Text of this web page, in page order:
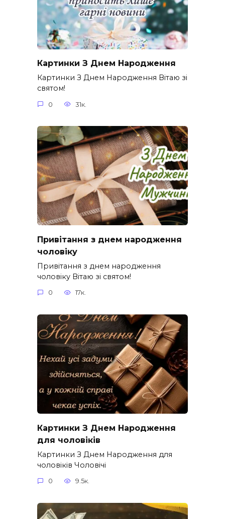
Картинки З Днем Народження
Картинки З Днем Народження Вітаю зі
святом!
0 31к.
Привітання з днем народження
чоловіку
Привітання з днем народження
чоловіку Вітаю зі святом!
0 17к.
Картинки З Днем Народження
для чоловіків​
Картинки З Днем Народження для
чоловіків​ Чоловічі
0 9.5к.